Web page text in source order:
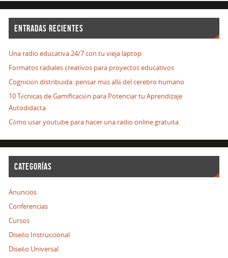
ENTRADAS RECIENTES
Una radio educativa 24/7 con tu vieja laptop
Formatos radiales creativos para proyectos educativos
Cognición distribuida: pensar más allá del cerebro humano
10 Técnicas de Gamificación para Potenciar tu Aprendizaje
Autodidacta
Cómo usar youtube para hacer una radio online gratuita
CATEGORÍAS
Anuncios
Conferencias
Cursos
Diseño Instruccional
Diseño Universal